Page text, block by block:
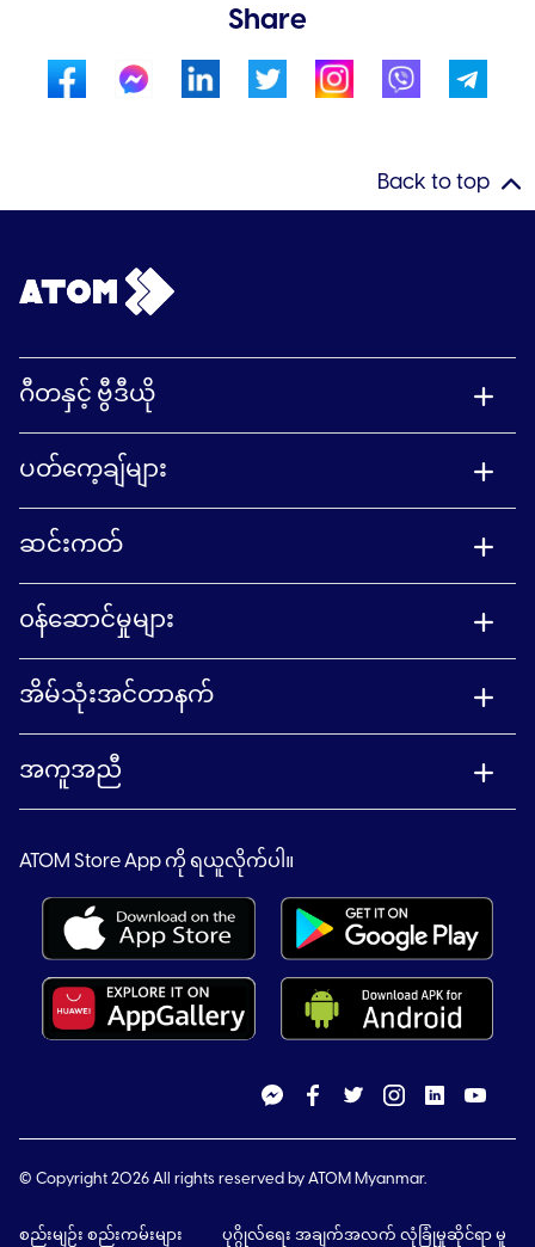
Share
Back to top
ဂီတနှင့် ဗွီဒီယို
ပတ်ကေ့ချ်များ
ဆင်းကတ်
၀န်ဆောင်မှုများ
အိမ်သုံးအင်တာနက်
အကူအညီ
ATOM Store App ကို ရယူလိုက်ပါ။
© Copyright 2026 All rights reserved by ATOM Myanmar.
စည်းမျဉ်း စည်းကမ်းများ ပုဂ္ဂိုလ်ရေး အချက်အလက် လုံခြုံမှုဆိုင်ရာ မူ